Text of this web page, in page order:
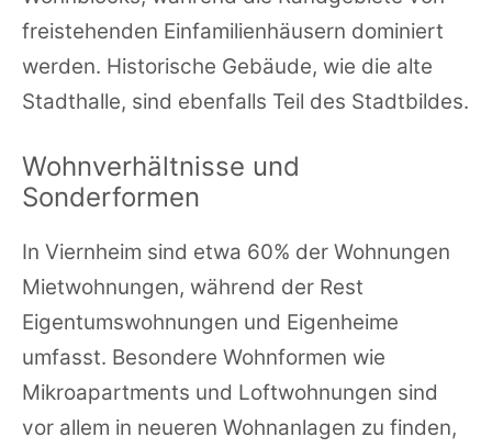
freistehenden Einfamilienhäusern dominiert
werden. Historische Gebäude, wie die alte
Stadthalle, sind ebenfalls Teil des Stadtbildes.
Wohnverhältnisse und
Sonderformen
In Viernheim sind etwa 60% der Wohnungen
Mietwohnungen, während der Rest
Eigentumswohnungen und Eigenheime
umfasst. Besondere Wohnformen wie
Mikroapartments und Loftwohnungen sind
vor allem in neueren Wohnanlagen zu finden,